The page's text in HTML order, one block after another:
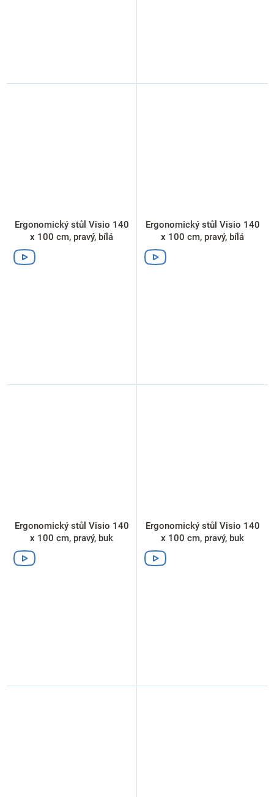
Ergonomický stůl Visio 140
x 100 cm, pravý, bílá
Ergonomický stůl Visio 140
x 100 cm, pravý, bílá
Ergonomický stůl Visio 140
x 100 cm, pravý, buk
Ergonomický stůl Visio 140
x 100 cm, pravý, buk